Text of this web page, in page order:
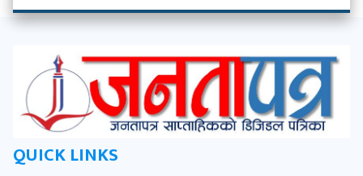
QUICK LINKS